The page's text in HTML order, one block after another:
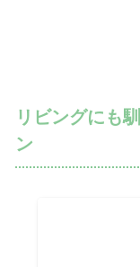
リビングにも
ン